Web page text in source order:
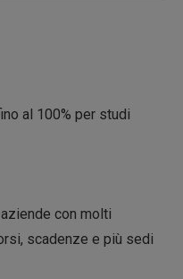
al 100% per studi
con molti
scadenze e più sedi